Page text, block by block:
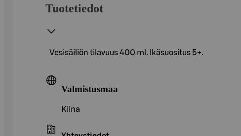
Tuotetiedot
Vesisäiliön tilavuus 400 ml. Ikäsuositus 5+.
Valmistusmaa
Kiina